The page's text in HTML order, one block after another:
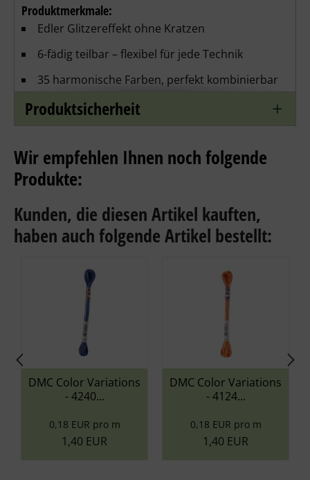
Produktmerkmale:
Edler Glitzereffekt ohne Kratzen
6-fädig teilbar – flexibel für jede Technik
35 harmonische Farben, perfekt kombinierbar
Weich, geschmeidig und angenehm zu sticken
Ideal für Highlights, Schriftzüge, festliche Motive
und feine Details
metallisches Polyamid
waschbar bis 40° C
1 Strang - Lauflänge 8 m
Produktsicherheit
Wir empfehlen Ihnen noch folgende
Produkte:
Kunden, die diesen Artikel kauften,
haben auch folgende Artikel bestellt:
Variations
EUR pro m
DMC Color Variations
0,18 EUR pro m
DMC